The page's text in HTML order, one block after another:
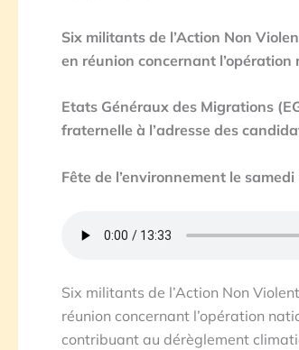
Six militants de l’Action Non
en réunion concernant
Etats Généraux des Migrations
fraternelle à l’adresse des
Fête de l’environnement le
Six militants de l’Action Non
réunion concernant l’opération
contribuant au dérèglement